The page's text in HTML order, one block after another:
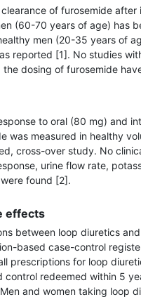
of furosemide
(60-70 years of age) has
men (20-35 years of
reported [1]. No studies
the dosing of furosemide
to oral (80 mg) and
was measured in healthy
cross-over study. No
urine flow rate,
found [2].
effects
between loop diuretics
based case-control
prescriptions for loop
control redeemed within 5
and women taking loop